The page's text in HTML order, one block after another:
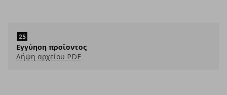
Εγγύηση προϊοντος
Λήψη αρχείου PDF